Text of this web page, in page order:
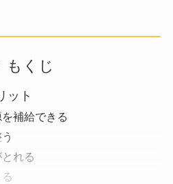
もくじ
ット
補給できる
れる